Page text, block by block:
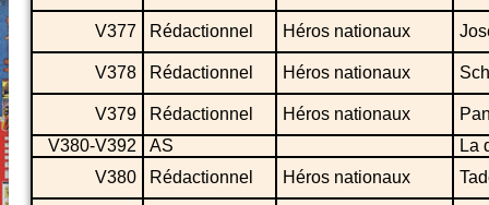
V377 Rédactionnel Héros nationaux
V378 Rédactionnel Héros nationaux
V379 Rédactionnel Héros nationaux
V380-V392
AS
La
V380
Rédactionnel Héros nationaux